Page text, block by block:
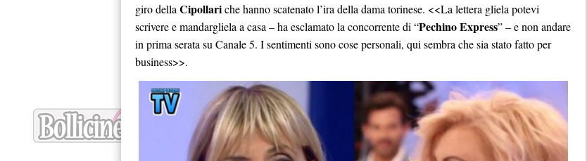
giro della Cipollariche hanno scatenato l’ira della dama torinese. <<La lettera gliela potevi
scrivere e mandargliela a casa – ha esclamato la concorrente di “Pechino Express” – e non andare
in prima serata su Canale 5. I sentimenti sono cose personali, qui sembra che sia stato fatto per
business>>.